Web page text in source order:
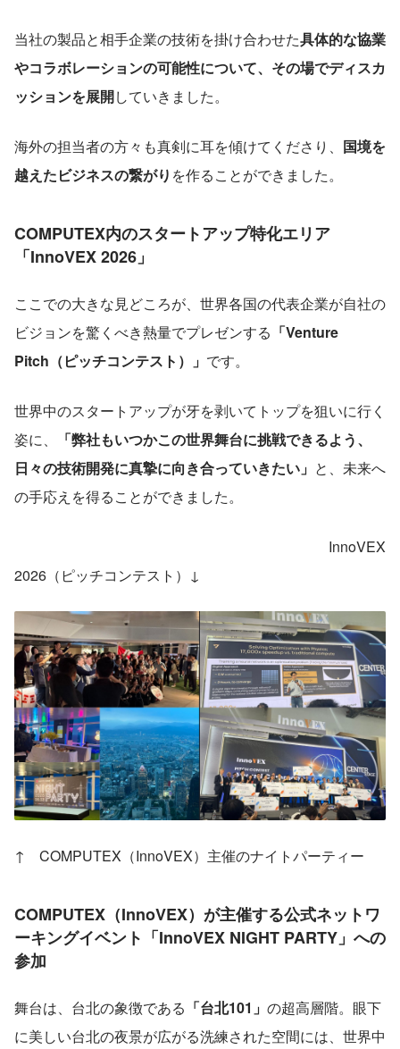
当社の製品と相手企業の技術を掛け合わせた具体的な協業
やコラボレーションの可能性について、その場でディスカ
ッションを展開していきました。
海外の担当者の方々も真剣に耳を傾けてくださり、 国境を
越えたビジネスの繋がり を作ることができました。
COMPUTEX内のスタートアップ特化エリア
「InnoVEX 2026」
ここでの大きな見どころが、世界各国の代表企業が自社の
ビジョンを驚くべき熱量でプレゼンする 「Venture
Pitch（ピッチコンテスト）」 です。
世界中のスタートアップが牙を剥いてトップを狙いに行く
姿に、
「弊社もいつかこの世界舞台に挑戦できるよう、
日々の技術開発に真摯に向き合っていきたい」 と、未来へ
の手応えを得ることができました。
InnoVEX
2026（ピッチコンテスト）↓
↑　COMPUTEX（InnoVEX）主催のナイトパーティー
COMPUTEX（InnoVEX）が主催する公式ネットワ
ーキングイベント 「InnoVEX NIGHT PARTY」 への
参加
舞台は、台北の象徴である 「台北101」 の超高層階。眼下
に美しい台北の夜景が広がる洗練された空間には、世界中